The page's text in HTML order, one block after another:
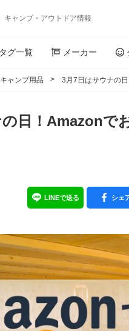
キャンプ・アウトドア情報
タグ一覧 メーカー
ャンプ用品 3月7日はサウナの
日！Amazonで
LINEで送る シェ